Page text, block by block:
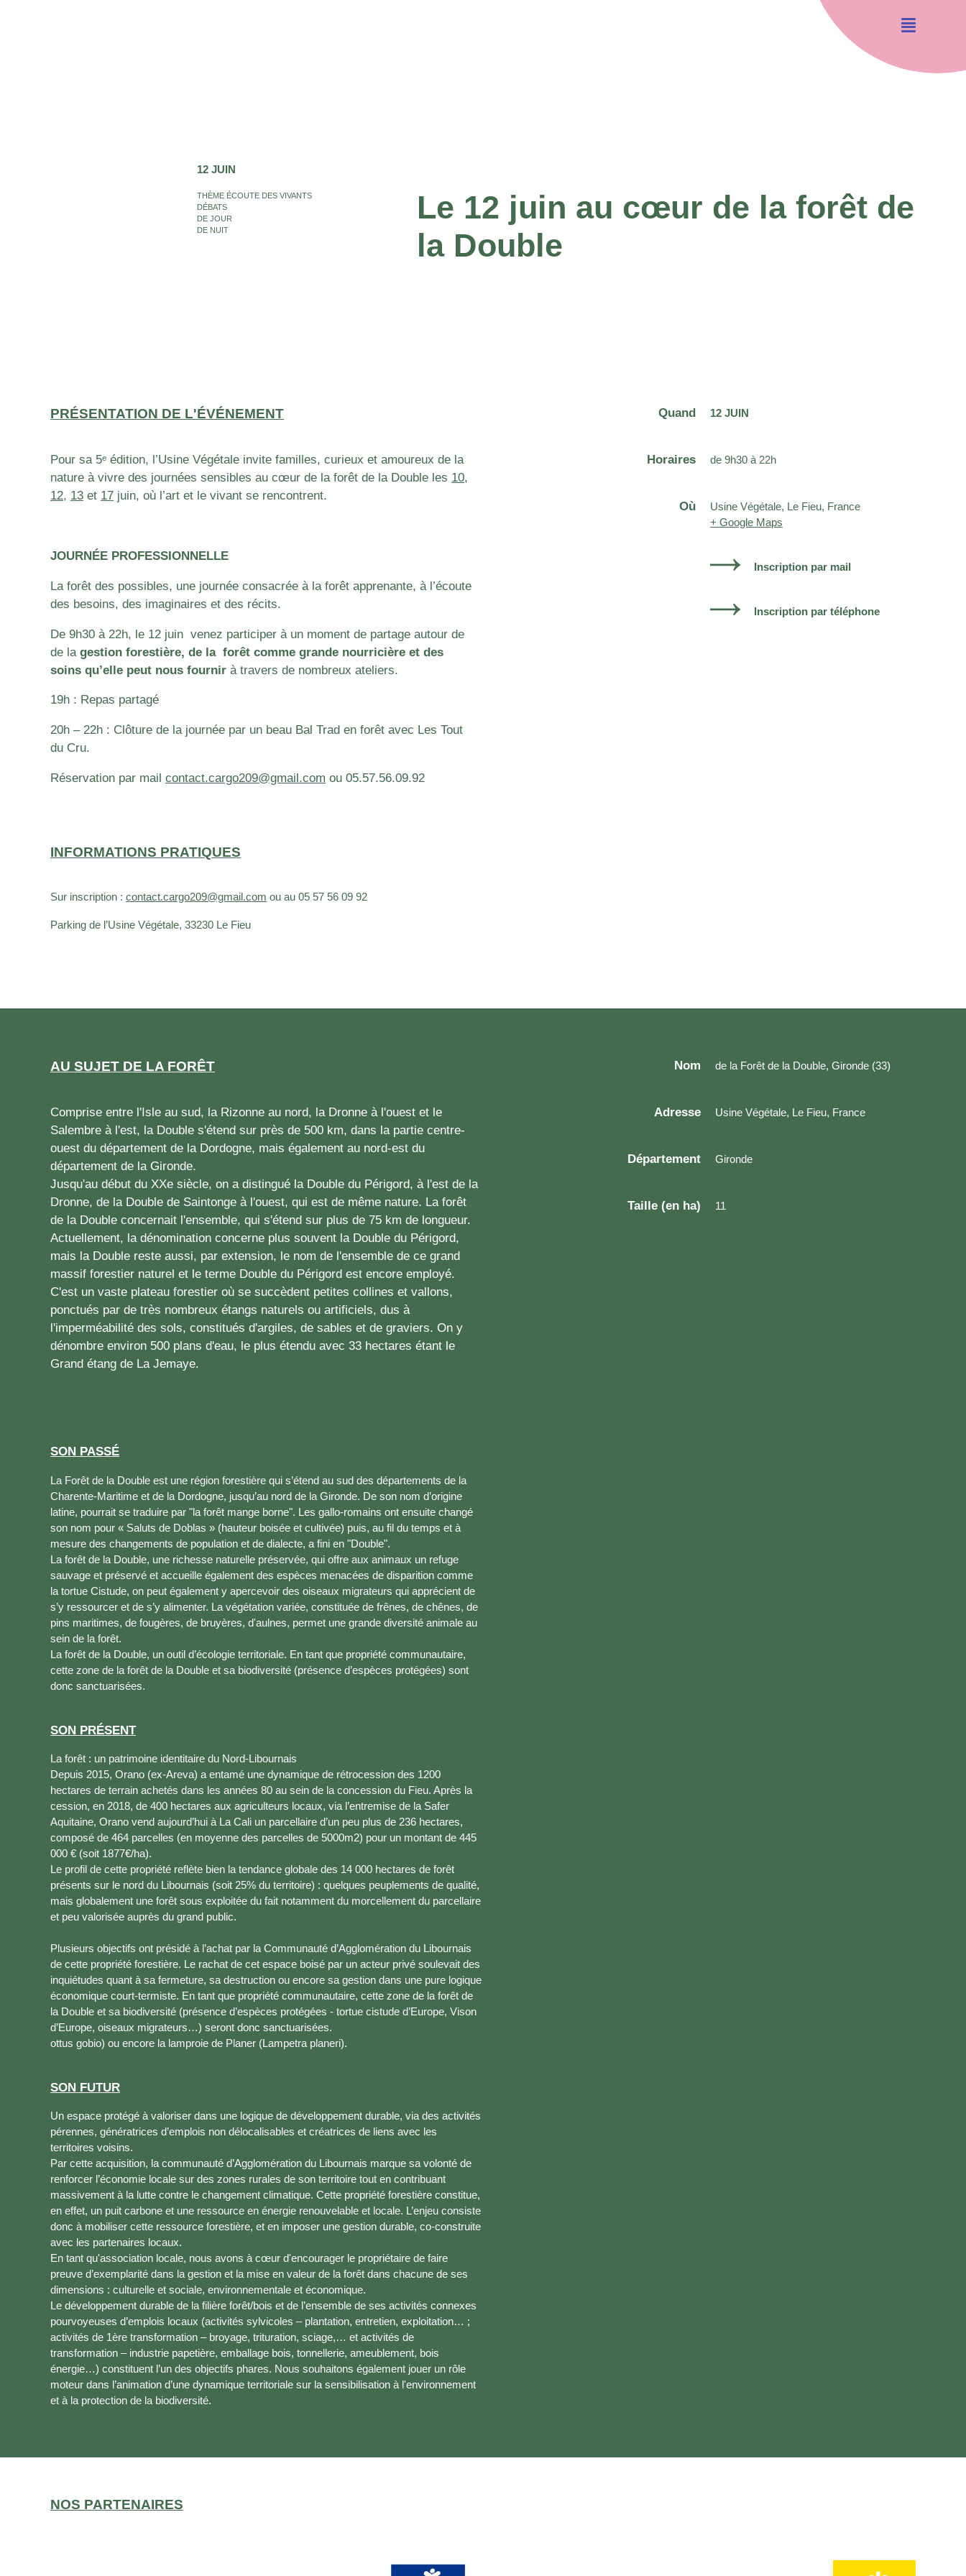
12 JUIN
THÈME ÉCOUTE DES VIVANTS
DÉBATS
DE JOUR
DE NUIT
Le 12 juin au cœur de la forêt de
la Double
PRÉSENTATION DE L'ÉVÉNEMENT
Pour sa 5ᵉ édition, l’Usine Végétale invite familles, curieux et amoureux de la
nature à vivre des journées sensibles au cœur de la forêt de la Double les 10,
12, 13 et 17 juin, où l’art et le vivant se rencontrent.
JOURNÉE PROFESSIONNELLE
La forêt des possibles, une journée consacrée à la forêt apprenante, à l’écoute
des besoins, des imaginaires et des récits.
De 9h30 à 22h, le 12 juin venez participer à un moment de partage autour de
de la gestion forestière, de la forêt comme grande nourricière et des
soins qu’elle peut nous fournir à travers de nombreux ateliers.
19h : Repas partagé
20h – 22h : Clôture de la journée par un beau Bal Trad en forêt avec Les Tout
du Cru.
Réservation par mail contact.cargo209@gmail.com ou 05.57.56.09.92
INFORMATIONS PRATIQUES
Sur inscription : contact.cargo209@gmail.com ou au 05 57 56 09 92
Parking de l’Usine Végétale, 33230 Le Fieu
Quand 12 JUIN
Horaires de 9h30 à 22h
Où
Usine Végétale, Le Fieu, France
+ Google Maps
Inscription par mail
Inscription par téléphone
AU SUJET DE LA FORÊT
Comprise entre l'Isle au sud, la Rizonne au nord, la Dronne à l'ouest et le
Salembre à l'est, la Double s'étend sur près de 500 km, dans la partie centre-
ouest du département de la Dordogne, mais également au nord-est du
département de la Gironde.
Jusqu'au début du XXe siècle, on a distingué la Double du Périgord, à l'est de la
Dronne, de la Double de Saintonge à l'ouest, qui est de même nature. La forêt
de la Double concernait l'ensemble, qui s'étend sur plus de 75 km de longueur.
Actuellement, la dénomination concerne plus souvent la Double du Périgord,
mais la Double reste aussi, par extension, le nom de l'ensemble de ce grand
massif forestier naturel et le terme Double du Périgord est encore employé.
C'est un vaste plateau forestier où se succèdent petites collines et vallons,
ponctués par de très nombreux étangs naturels ou artificiels, dus à
l'imperméabilité des sols, constitués d'argiles, de sables et de graviers. On y
dénombre environ 500 plans d'eau, le plus étendu avec 33 hectares étant le
Grand étang de La Jemaye.
SON PASSÉ
La Forêt de la Double est une région forestière qui s’étend au sud des départements de la
Charente-Maritime et de la Dordogne, jusqu’au nord de la Gironde. De son nom d’origine
latine, pourrait se traduire par "la forêt mange borne". Les gallo-romains ont ensuite changé
son nom pour « Saluts de Doblas » (hauteur boisée et cultivée) puis, au fil du temps et à
mesure des changements de population et de dialecte, a fini en "Double".
La forêt de la Double, une richesse naturelle préservée, qui offre aux animaux un refuge
sauvage et préservé et accueille également des espèces menacées de disparition comme
la tortue Cistude, on peut également y apercevoir des oiseaux migrateurs qui apprécient de
s’y ressourcer et de s’y alimenter. La végétation variée, constituée de frênes, de chênes, de
pins maritimes, de fougères, de bruyères, d'aulnes, permet une grande diversité animale au
sein de la forêt.
La forêt de la Double, un outil d’écologie territoriale. En tant que propriété communautaire,
cette zone de la forêt de la Double et sa biodiversité (présence d’espèces protégées) sont
donc sanctuarisées.
SON PRÉSENT
La forêt : un patrimoine identitaire du Nord-Libournais
Depuis 2015, Orano (ex-Areva) a entamé une dynamique de rétrocession des 1200
hectares de terrain achetés dans les années 80 au sein de la concession du Fieu. Après la
cession, en 2018, de 400 hectares aux agriculteurs locaux, via l’entremise de la Safer
Aquitaine, Orano vend aujourd’hui à La Cali un parcellaire d’un peu plus de 236 hectares,
composé de 464 parcelles (en moyenne des parcelles de 5000m2) pour un montant de 445
000 € (soit 1877€/ha).
Le profil de cette propriété reflète bien la tendance globale des 14 000 hectares de forêt
présents sur le nord du Libournais (soit 25% du territoire) : quelques peuplements de qualité,
mais globalement une forêt sous exploitée du fait notamment du morcellement du parcellaire
et peu valorisée auprès du grand public.
Plusieurs objectifs ont présidé à l’achat par la Communauté d’Agglomération du Libournais
de cette propriété forestière. Le rachat de cet espace boisé par un acteur privé soulevait des
inquiétudes quant à sa fermeture, sa destruction ou encore sa gestion dans une pure logique
économique court-termiste. En tant que propriété communautaire, cette zone de la forêt de
la Double et sa biodiversité (présence d’espèces protégées - tortue cistude d’Europe, Vison
d’Europe, oiseaux migrateurs…) seront donc sanctuarisées.
ottus gobio) ou encore la lamproie de Planer (Lampetra planeri).
SON FUTUR
Un espace protégé à valoriser dans une logique de développement durable, via des activités
pérennes, génératrices d’emplois non délocalisables et créatrices de liens avec les
territoires voisins.
Par cette acquisition, la communauté d’Agglomération du Libournais marque sa volonté de
renforcer l’économie locale sur des zones rurales de son territoire tout en contribuant
massivement à la lutte contre le changement climatique. Cette propriété forestière constitue,
en effet, un puit carbone et une ressource en énergie renouvelable et locale. L’enjeu consiste
donc à mobiliser cette ressource forestière, et en imposer une gestion durable, co-construite
avec les partenaires locaux.
En tant qu'association locale, nous avons à cœur d'encourager le propriétaire de faire
preuve d’exemplarité dans la gestion et la mise en valeur de la forêt dans chacune de ses
dimensions : culturelle et sociale, environnementale et économique.
Le développement durable de la filière forêt/bois et de l’ensemble de ses activités connexes
pourvoyeuses d’emplois locaux (activités sylvicoles – plantation, entretien, exploitation… ;
activités de 1ère transformation – broyage, trituration, sciage,… et activités de
transformation – industrie papetière, emballage bois, tonnellerie, ameublement, bois
énergie…) constituent l’un des objectifs phares. Nous souhaitons également jouer un rôle
moteur dans l’animation d’une dynamique territoriale sur la sensibilisation à l'environnement
et à la protection de la biodiversité.
Nom de la Forêt de la Double, Gironde (33)
Adresse Usine Végétale, Le Fieu, France
Département Gironde
Taille (en ha) 11
NOS PARTENAIRES